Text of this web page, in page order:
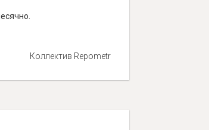
Коллектив Repometr